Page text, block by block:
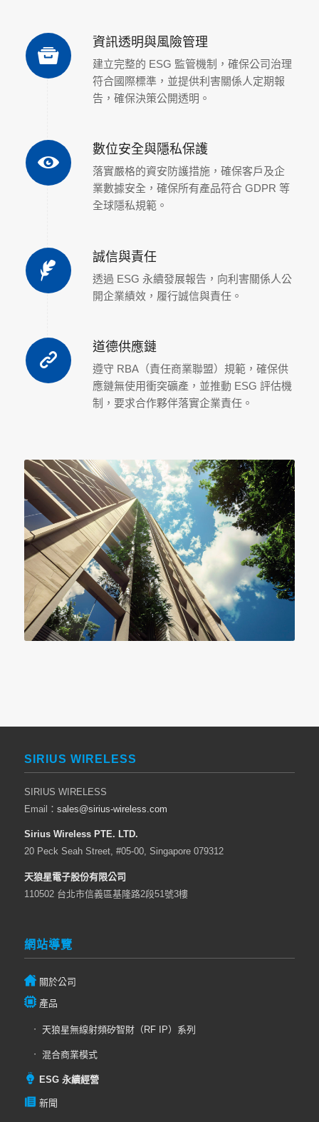
資訊透明與風險管理
建立完整的 ESG 監管機制，確保公司治理
符合國際標準，並提供利害關係人定期報
告，確保決策公開透明。
數位安全與隱私保護
落實嚴格的資安防護措施，確保客戶及企
業數據安全，確保所有產品符合 GDPR 等
全球隱私規範。
誠信與責任
透過 ESG 永續發展報告，向利害關係人公
開企業績效，履行誠信與責任。
道德供應鏈
遵守 RBA（責任商業聯盟）規範，確保供
應鏈無使用衝突礦產，並推動 ESG 評估機
制，要求合作夥伴落實企業責任。
SIRIUS WIRELESS
SIRIUS WIRELESS
Email： sales@sirius-wireless.com
Sirius Wireless PTE. LTD.
20 Peck Seah Street, #05-00, Singapore 079312
天狼星電子股份有限公司
110502 台北市信義區基隆路2段51號3樓
網站導覽
關於公司
產品
天狼星無線射頻矽智財（RF IP）系列
混合商業模式
ESG 永續經營
新聞